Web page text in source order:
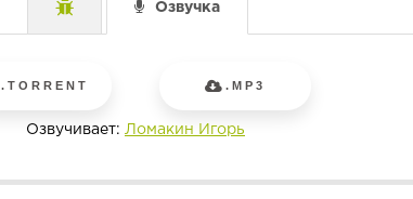
Озвучка
.TORRENT .MP3
Озвучивает: Ломакин Игорь